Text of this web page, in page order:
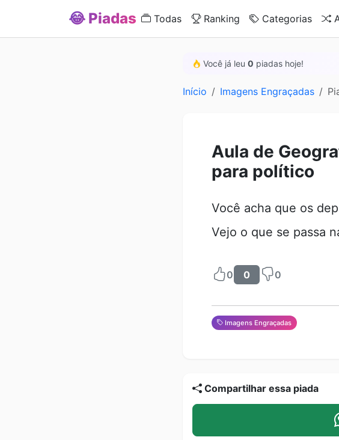
😂 Piadas Todas Ranking Categorias
Você já leu 0 piadas hoje!
Início Imagens Engraçadas
Aula de
para político
Você acha que os
Vejo o que se passa
0 0 0
Imagens Engraçadas
Compartilhar essa piada